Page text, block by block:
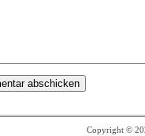
Copyright ©